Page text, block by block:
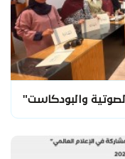
والبودكاست"